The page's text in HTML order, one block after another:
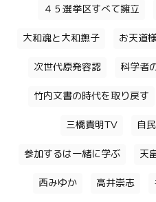
４５選挙区すべて擁立
大和魂と大和撫子 お天道
次世代原発容認 科学者
竹内文書の時代を取り戻す
三橋貴明TV 自
参加するは一緒に学ぶ 天
西みゆか 高井崇志